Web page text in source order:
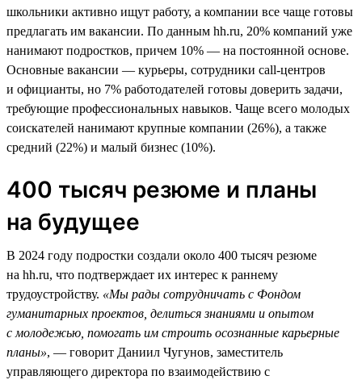
школьники активно ищут работу, а компании все чаще готовы
предлагать им вакансии. По данным hh.ru, 20% компаний уже
нанимают подростков, причем 10% — на постоянной основе.
Основные вакансии — курьеры, сотрудники call-центров
и официанты, но 7% работодателей готовы доверить задачи,
требующие профессиональных навыков. Чаще всего молодых
соискателей нанимают крупные компании (26%), а также
средний (22%) и малый бизнес (10%).
400 тысяч резюме и планы
на будущее
В 2024 году подростки создали около 400 тысяч резюме
на hh.ru, что подтверждает их интерес к раннему
трудоустройству. «Мы рады сотрудничать с Фондом
гуманитарных проектов, делиться знаниями и опытом
с молодежью, помогать им строить осознанные карьерные
планы», — говорит Даниил Чугунов, заместитель
управляющего директора по взаимодействию с